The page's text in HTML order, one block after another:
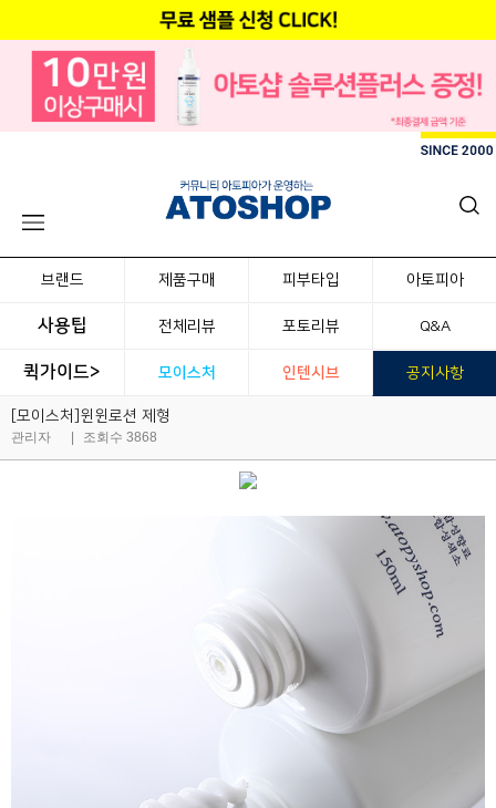
브랜드 제품구매 피부타입 아토피아
사용팁 전체리뷰 포토리뷰 Q&A
퀵가이드> 모이스처 인텐시브 공지사항
[모이스처]윈윈로션 제형
관리자 | 조회수 3868